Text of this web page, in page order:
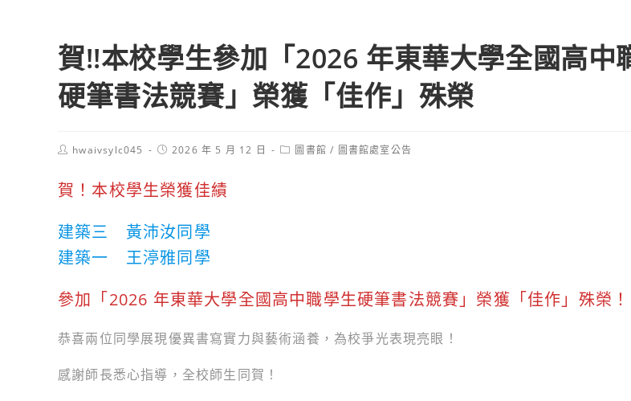
賀!!本校學生參加「2026 年東華大學全國高中
硬筆書法競賽」榮獲「佳作」殊榮
Posthwaivsylc045
Post2026 年 5 月 12 日
Post圖書館 / 圖書館處室公告
賀！本校學生榮獲佳績
建築三 黃沛汝同學
建築一 王渟雅同學
參加「2026 年東華大學全國高中職學生硬筆書法競賽」榮獲「佳作」殊榮！
恭喜兩位同學展現優異書寫實力與藝術涵養，為校爭光表現亮眼！
感謝師長悉心指導，全校師生同賀！